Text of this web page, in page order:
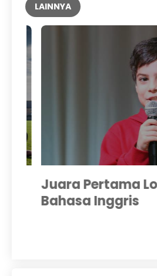
LAINNYA
Juara Pertama
Bahasa Inggris